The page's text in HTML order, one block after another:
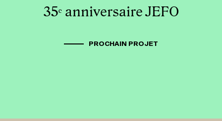
35ᵉ anniversaire JEFO
PROCHAIN PROJET